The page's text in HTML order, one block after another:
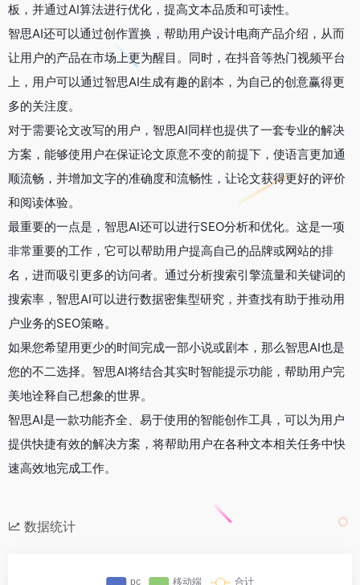
板，并通过AI算法进行优化，提高文本品质和可读性。
智思AI还可以通过创作置换，帮助用户设计电商产品介绍，从而
让用户的产品在市场上更为醒目。同时，在抖音等热门视频平台
上，用户可以通过智思AI生成有趣的剧本，为自己的创意赢得更
多的关注度。
对于需要论文改写的用户，智思AI同样也提供了一套专业的解决
方案，能够使用户在保证论文原意不变的前提下，使语言更加通
顺流畅，并增加文字的准确度和流畅性，让论文获得更好的评价
和阅读体验。
最重要的一点是，智思AI还可以进行SEO分析和优化。这是一项
非常重要的工作，它可以帮助用户提高自己的品牌或网站的排
名，进而吸引更多的访问者。通过分析搜索引擎流量和关键词的
搜索率，智思AI可以进行数据密集型研究，并查找有助于推动用
户业务的SEO策略。
如果您希望用更少的时间完成一部小说或剧本，那么智思AI也是
您的不二选择。智思AI将结合其实时智能提示功能，帮助用户完
美地诠释自己想象的世界。
智思AI是一款功能齐全、易于使用的智能创作工具，可以为用户
提供快捷有效的解决方案，将帮助用户在各种文本相关任务中快
速高效地完成工作。
数据统计